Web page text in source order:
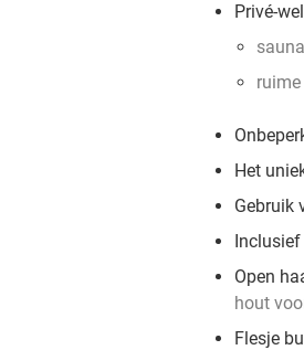
Privé-
Het
Gebruik
Open
hout
Flesje